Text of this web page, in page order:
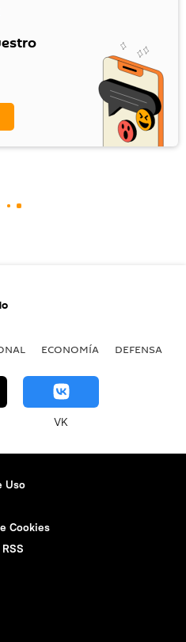
ECONOMÍA DEFENSA
VK
Uso
Cookies
RSS